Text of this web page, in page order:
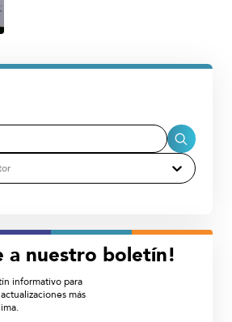
a nuestro boletín!
informativo para
más